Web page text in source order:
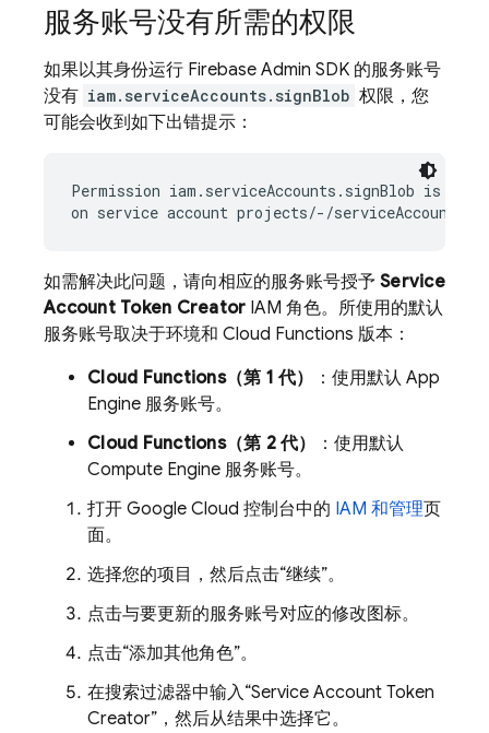
服务账号没有所需的权限
如果以其身份运行 Firebase Admin SDK 的服务账号
没有 iam.serviceAccounts.signBlob 权限，您
可能会收到如下出错提示：
Permission iam.serviceAccounts.signBlob is
如需解决此问题，请向相应的服务账号授予 Service
Account Token Creator IAM 角色。所使用的默认
服务账号取决于环境和 Cloud Functions 版本：
Cloud Functions（第 1 代）
：使用默认 App
Engine 服务账号。
Cloud Functions（第 2 代）
：使用默认
Compute Engine 服务账号。
打开 Google Cloud 控制台中的 IAM 和管理页
面。
选择您的项目，然后点击“继续”。
点击与要更新的服务账号对应的修改图标。
点击“添加其他角色”。
在搜索过滤器中输入“Service Account Token
Creator”，然后从结果中选择它。